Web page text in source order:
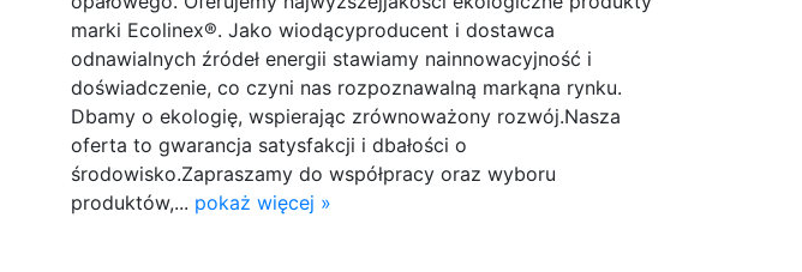
marki Ecolinex®. Jako wiodącyproducent i dostawca
odnawialnych źródeł energii stawiamy nainnowacyjność i
doświadczenie, co czyni nas rozpoznawalną markąna rynku.
Dbamy o ekologię, wspierając zrównoważony rozwój.Nasza
oferta to gwarancja satysfakcji i dbałości o
środowisko.Zapraszamy do współpracy oraz wyboru
produktów,... pokaż więcej »